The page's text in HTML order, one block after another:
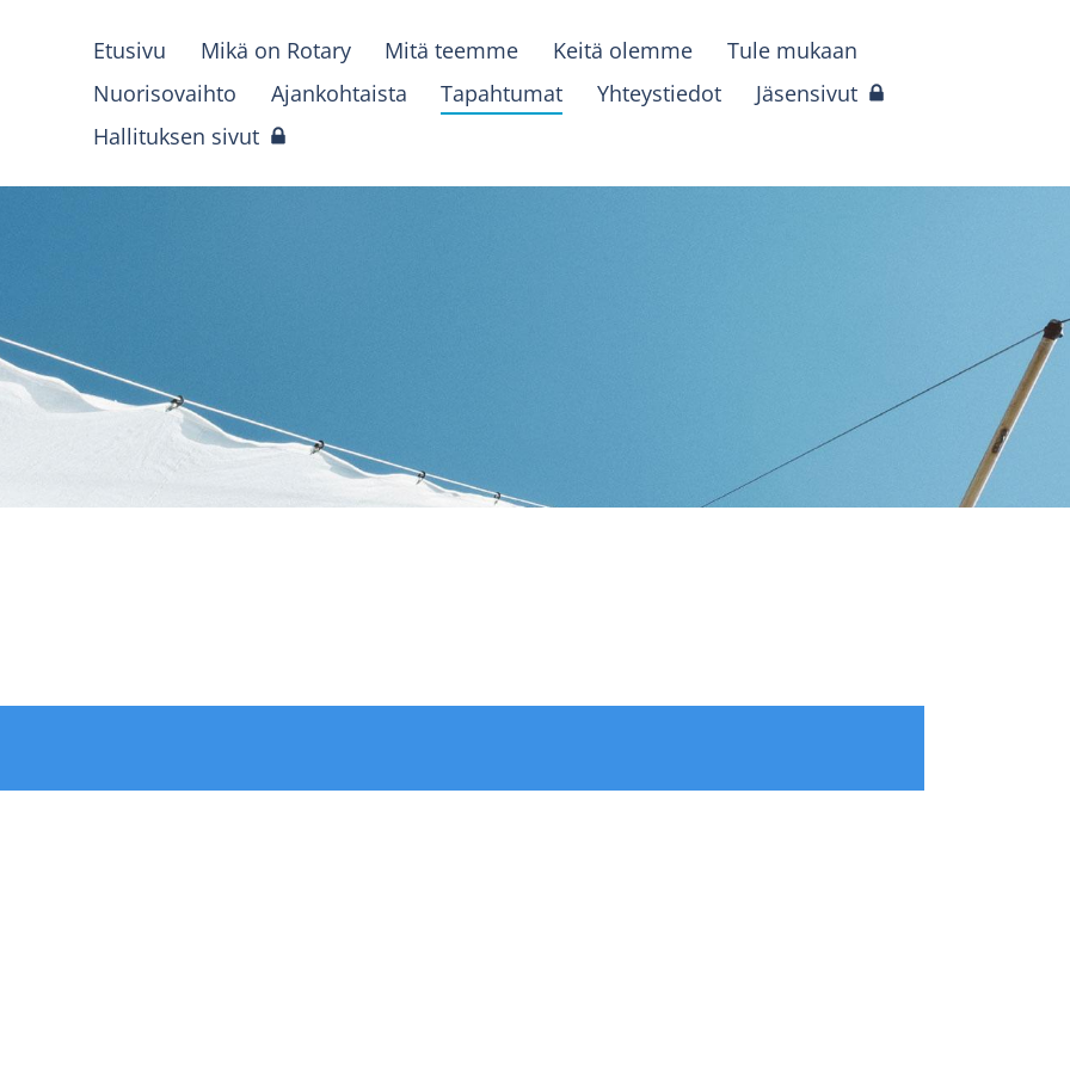
Etusivu Mikä on Rotary Mitä teemme Keitä olemme
Tule mukaan
Nuorisovaihto
Ajankohtaista Tapahtumat Yhteystiedot
Jäsensivut
Hallituksen sivut